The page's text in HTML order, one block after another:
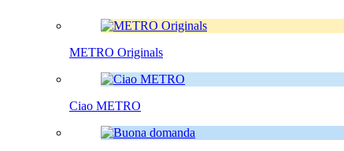
METRO Originals
Ciao METRO